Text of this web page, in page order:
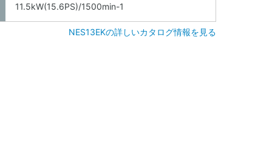
11.5kW(15.6PS)/1500min-1
NES13EKの詳しいカタログ情報を見る